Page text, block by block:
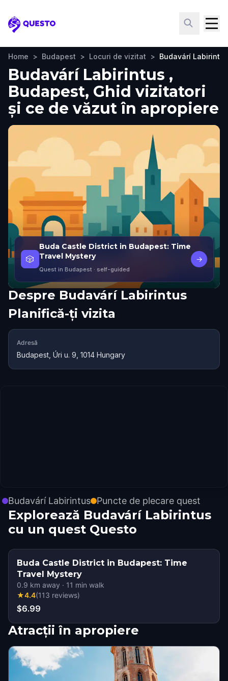
Questo
Home > Budapest > Locuri de vizitat > Budavárí Labirintus
Budavárí Labirintus ,
Budapest, Ghid vizitatori
și ce de văzut în apropiere
🎲
Buda Castle District in Budapest: Time
Travel Mystery
Quest in Budapest · self-guided
→
Despre Budavárí Labirintus
Planifică-ți vizita
Adresă
Budapest, Úri u. 9, 1014 Hungary
Budavárí Labirintus Puncte de plecare quest
Explorează Budavárí Labirintus
cu un quest Questo
Buda Castle District in Budapest: Time
Travel Mystery
0.9 km away · 11 min walk
★4.4(113 reviews)
$6.99
Atracții în apropiere